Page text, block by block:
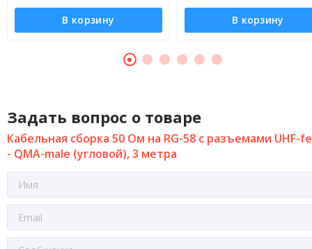
В корзину В корзину
Задать вопрос о товаре
Кабельная сборка 50 Ом на RG-58 с разъемами UHF-
- QMA-male (угловой), 3 метра